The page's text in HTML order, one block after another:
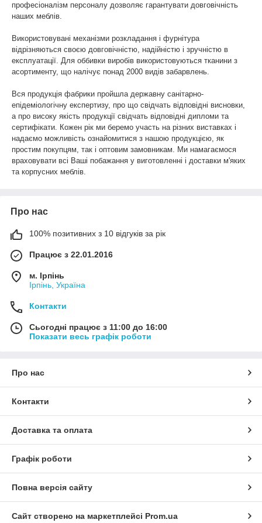
професіоналізм персоналу дозволяє гарантувати довговічність
наших меблів.
Використовувані механізми розкладання і фурнітура
відрізняються своєю довговічністю, надійністю і зручністю в
експлуатації. Для оббивки виробів використовуються тканини з
асортименту, що налічує понад 2000 видів забарвлень.
Вся продукція фабрики пройшла державну санітарно-
епідеміологічну експертизу, про що свідчать відповідні висновки,
а про високу якість продукції свідчать відповідні дипломи та
сертифікати. Кожен рік ми беремо участь на різних виставках і
надаємо можливість ознайомитися з нашою продукцією, як
простим покупцям, так і оптовим замовникам. Ми намагаємося
враховувати всі Ваші побажання у виготовленні і доставки м'яких
та корпусних меблів.
Про нас
100% позитивних з 10 відгуків за рік
Працює з 22.01.2016
м. Ірпінь
Ірпінь, Україна
Контакти
Сьогодні працює з 11:00 до 16:00
Показати весь графік роботи
Про нас
Контакти
Доставка та оплата
Графік роботи
Повна версія сайту
Сайт створено на маркетплейсі Prom.ua